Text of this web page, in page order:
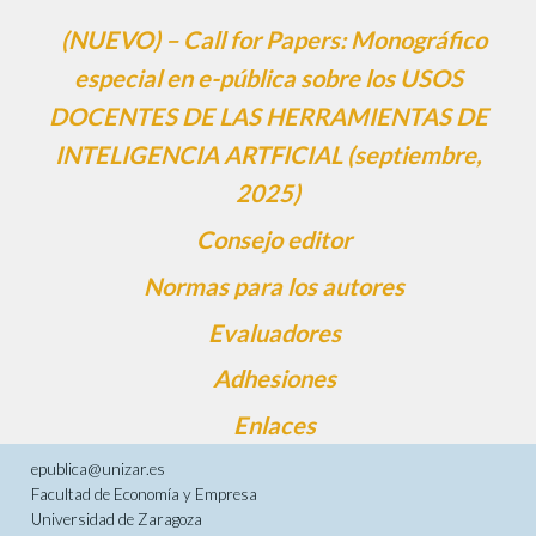
(NUEVO) – Call for Papers: Monográfico
especial en e-pública sobre los USOS
DOCENTES DE LAS HERRAMIENTAS DE
INTELIGENCIA ARTFICIAL (septiembre,
2025)
Consejo editor
Normas para los autores
Evaluadores
Adhesiones
Enlaces
epublica@unizar.es
Facultad de Economía y Empresa
Universidad de Zaragoza